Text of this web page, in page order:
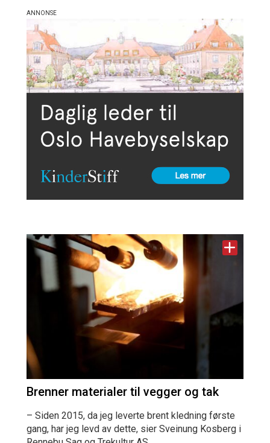
Brenner materialer til vegger og tak
– Siden 2015, da jeg leverte brent kledning første
gang, har jeg levd av dette, sier Sveinung Kosberg i